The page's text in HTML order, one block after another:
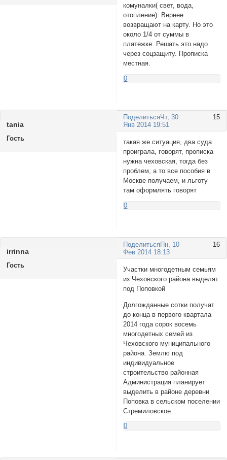
комуналки( свет, вода,
отопление). Вернее
возвращают на карту. Но это
около 1/4 от суммы в
платежке. Решать это надо
через соцзащиту. Прописка
местная.
0
Поделиться 15
Чт, 30
Янв 2014 19:51
taniа
Гость
такая же ситуация, два суда
проиграла, говорят, прописка
нужна чеховская, тогда без
проблем, а то все пособия в
Москве получаем, и льготу
там оформлять говорят
0
Поделиться 16
Пн, 10
Фев 2014 18:13
irrinna
Гость
Участки многодетным семьям
из Чеховского района выделят
под Поповкой
Долгожданные сотки получат
до конца в первого квартала
2014 года сорок восемь
многодетных семей из
Чеховского муниципального
района. Землю под
индивидуальное
строительство районная
Администрация планирует
выделить в районе деревни
Поповка в сельском поселении
Стремиловское.
0